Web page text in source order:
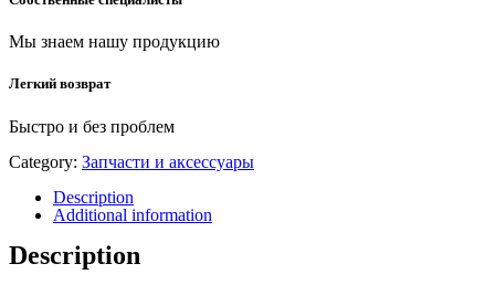
Мы знаем нашу продукцию
Легкий возврат
Быстро и без проблем
Category: Запчасти и аксессуары
Description
Additional information
Description